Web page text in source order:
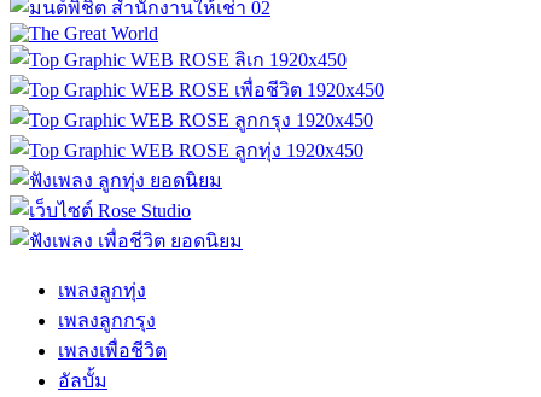
เพลงลูกทุ่ง
เพลงลูกกรุง
เพลงเพื่อชีวิต
อัลบั้ม